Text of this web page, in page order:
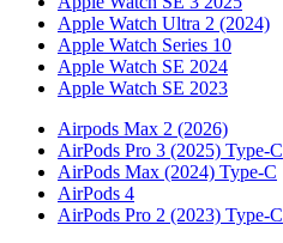
Apple Watch Ultra 2 (2024)
Apple Watch Series 10
Apple Watch SE 2024
Apple Watch SE 2023
Airpods Max 2 (2026)
AirPods Pro 3 (2025) Type-C
AirPods Max (2024) Type-C
AirPods 4
AirPods Pro 2 (2023) Type-C